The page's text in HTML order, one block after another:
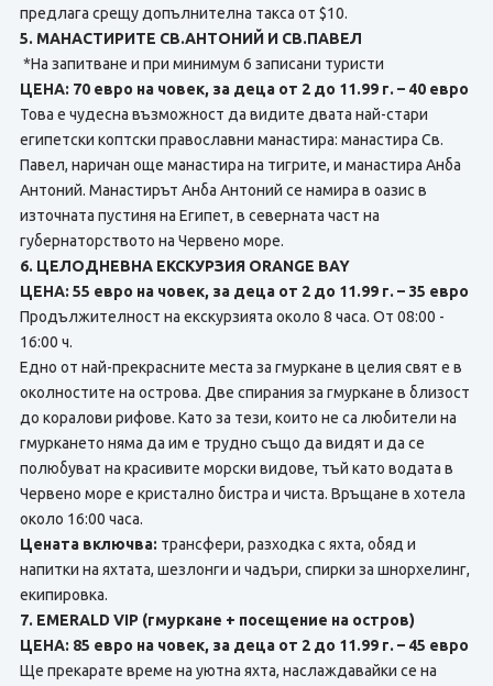
предлага срещу допълнителна такса от $10.
5. МАНАСТИРИТЕ СВ.АНТОНИЙ И СВ.ПАВЕЛ
*На запитване и при минимум 6 записани туристи
ЦЕНА: 70 евро на човек, за деца от 2 до 11.99 г. – 40 евро
Това е чудесна възможност да видите двата най-стари
египетски коптски православни манастира: манастира Св.
Павел, наричан още манастира на тигрите, и манастира Анба
Антоний. Манастирът Анба Антоний се намира в оазис в
източната пустиня на Египет, в северната част на
губернаторството на Червено море.
6. ЦЕЛОДНЕВНА ЕКСКУРЗИЯ ORANGE BAY
ЦЕНА: 55 евро на човек, за деца от 2 до 11.99 г. – 35 евро
Продължителност на екскурзията около 8 часа. От 08:00 -
16:00 ч.
Едно от най-прекрасните места за гмуркане в целия свят е в
околностите на острова. Две спирания за гмуркане в близост
до коралови рифове. Като за тези, които не са любители на
гмуркането няма да им е трудно също да видят и да се
полюбуват на красивите морски видове, тъй като водата в
Червено море е кристално бистра и чиста. Връщане в хотела
около 16:00 часа.
Цената включва: трансфери, разходка с яхта, обяд и
напитки на яхтата, шезлонги и чадъри, спирки за шнорхелинг,
екипировка.
7. EMERALD VIP (гмуркане + посещение на остров)
ЦЕНА: 85 евро на човек, за деца от 2 до 11.99 г. – 45 евро
Ще прекарате време на уютна яхта, наслаждавайки се на